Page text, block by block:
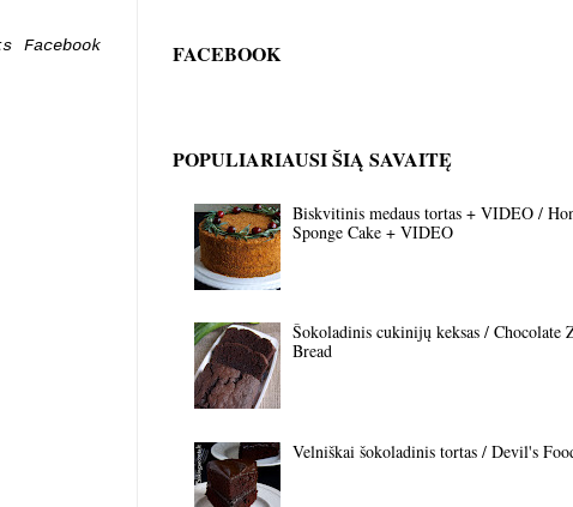
Facebook
FACEBOOK
POPULIARIAUSI ŠIĄ SAVAITĘ
Biskvitinis medaus tortas + VIDEO /
Sponge Cake + VIDEO
Šokoladinis cukinijų keksas / Chocolate
Bread
Velniškai šokoladinis tortas / Devil's